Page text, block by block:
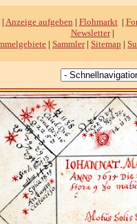
| Anzeige aufgeben | Flohmarkt|
Newsletter|
| Sammler| Sitemap |